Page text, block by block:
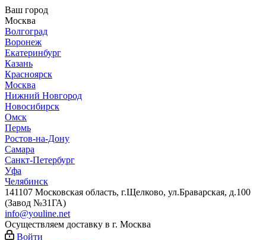
Ваш город
Москва
Волгоград
Воронеж
Екатеринбург
Казань
Красноярск
Москва
Нижний Новгород
Новосибирск
Омск
Пермь
Ростов-на-Дону
Самара
Санкт-Петербург
Уфа
Челябинск
141107 Московская область, г.Щелково, ул.Браварская, д.100
(Завод №31ГА)
info@youline.net
Осуществляем доставку в г. Москва
Войти